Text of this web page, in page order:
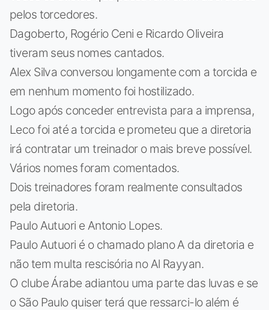
pelos torcedores.
Dagoberto, Rogério Ceni e Ricardo Oliveira
tiveram seus nomes cantados.
Alex Silva conversou longamente com a torcida e
em nenhum momento foi hostilizado.
Logo após conceder entrevista para a imprensa,
Leco foi até a torcida e prometeu que a diretoria
irá contratar um treinador o mais breve possível.
Vários nomes foram comentados.
Dois treinadores foram realmente consultados
pela diretoria.
Paulo Autuori e Antonio Lopes.
Paulo Autuori é o chamado plano A da diretoria e
não tem multa rescisória no Al Rayyan.
O clube Árabe adiantou uma parte das luvas e se
o São Paulo quiser terá que ressarci-lo além é